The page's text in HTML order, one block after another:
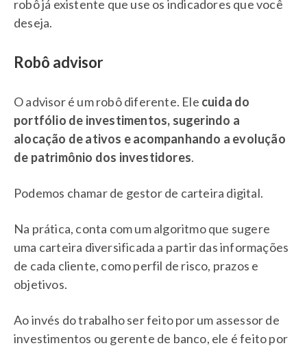
robô já existente que use os indicadores que você
deseja.
Robô advisor
O advisor é um robô diferente. Ele cuida do
portfólio de investimentos, sugerindo a
alocação de ativos e acompanhando a evolução
de patrimônio dos investidores.
Podemos chamar de gestor de carteira digital.
Na prática, conta com um algoritmo que sugere
uma carteira diversificada a partir das informações
de cada cliente, como perfil de risco, prazos e
objetivos.
Ao invés do trabalho ser feito por um assessor de
investimentos ou gerente de banco, ele é feito por